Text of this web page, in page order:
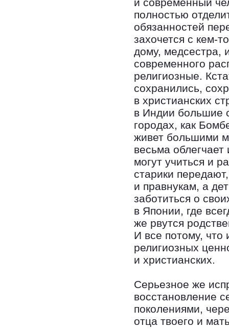
полностью
обязанностей
захочется с кем-
дому, медсестра,
современного
религиозные.
сохранились,
в христианских
в Индии большие
городах, как
живет большими
весьма
могут учиться и
старики
и правнукам, а
заботиться о
в Японии, где
же рвутся
И все потому, что
религиозных
и христианских.
Серьезное же
восстановление
поколениями,
отца твоего и